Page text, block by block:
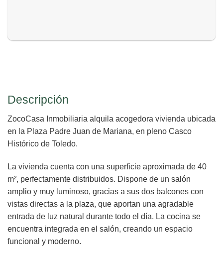
Descripción
ZocoCasa Inmobiliaria alquila acogedora vivienda ubicada
en la Plaza Padre Juan de Mariana, en pleno Casco
Histórico de Toledo.
La vivienda cuenta con una superficie aproximada de 40
m², perfectamente distribuidos. Dispone de un salón
amplio y muy luminoso, gracias a sus dos balcones con
vistas directas a la plaza, que aportan una agradable
entrada de luz natural durante todo el día. La cocina se
encuentra integrada en el salón, creando un espacio
funcional y moderno.